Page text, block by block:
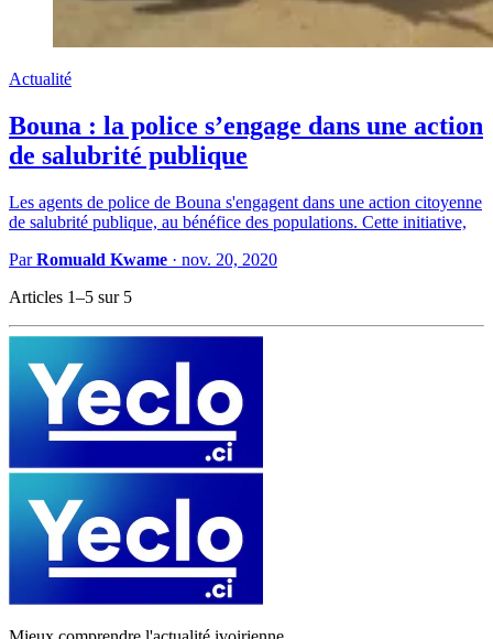
Actualité
Bouna : la police s’engage dans une action
de salubrité publique
Les agents de police de Bouna s'engagent dans une action citoyenne
de salubrité publique, au bénéfice des populations. Cette initiative,
ParRomuald Kwame · nov. 20, 2020
Articles 1–5 sur 5